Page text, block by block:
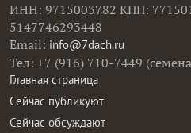
ИНН: 9715003782 КПП:
5147746293448
Email: info@7dach.ru
Тел: +7 (916) 710-7449
Главная страница
Сейчас публикуют
Сейчас обсуждают